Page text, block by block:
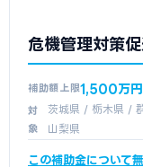
危機管理対策
補助額上限1,500万円
対
象
茨城県 / 栃木県 /
山梨県
この補助金について